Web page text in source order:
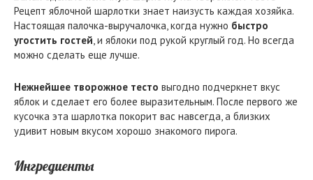
Рецепт яблочной шарлотки знает наизусть каждая хозяйка.
Настоящая палочка-выручалочка, когда нужно быстро
угостить гостей, и яблоки под рукой круглый год. Но всегда
можно сделать еще лучше.
Нежнейшее творожное тесто выгодно подчеркнет вкус
яблок и сделает его более выразительным. После первого же
кусочка эта шарлотка покорит вас навсегда, а близких
удивит новым вкусом хорошо знакомого пирога.
Ингредиенты